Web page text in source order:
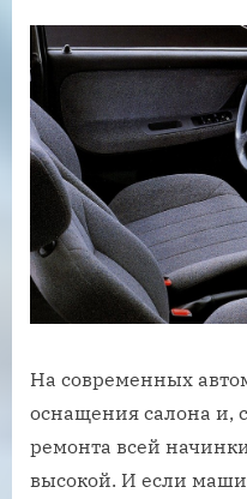
На современных
оснащения салона и,
ремонта всей
высокой. И если